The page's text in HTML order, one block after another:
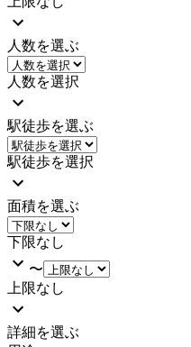
人数を選ぶ
人数を選択
駅徒歩を選ぶ
駅徒歩を選択
面積を選ぶ
下限なし
〜
上限なし
詳細を選ぶ